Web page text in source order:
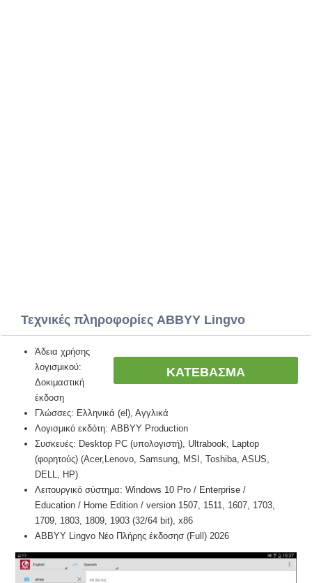
Τεχνικές πληροφορίες ABBYY Lingvo
ΚΑΤΕΒΑΣΜΑ
Άδεια χρήσης
λογισμικού:
Δοκιμαστική
έκδοση
Γλώσσες: Ελληνικά (el), Αγγλικά
Λογισμικό εκδότη: ABBYY Production
Συσκευές: Desktop PC (υπολογιστή), Ultrabook, Laptop
(φορητούς) (Acer,Lenovo, Samsung, MSI, Toshiba, ASUS,
DELL, HP)
Λειτουργικό σύστημα: Windows 10 Pro / Enterprise /
Education / Home Edition / version 1507, 1511, 1607, 1703,
1709, 1803, 1809, 1903 (32/64 bit), x86
ABBYY Lingvo Νέο Πλήρης έκδοσησ (Full) 2026